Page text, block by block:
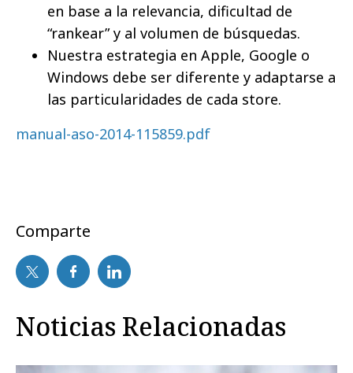
en base a la relevancia, dificultad de
“rankear” y al volumen de búsquedas.
Nuestra estrategia en Apple, Google o
Windows debe ser diferente y adaptarse a
las particularidades de cada store.
manual-aso-2014-115859.pdf
Comparte
Noticias Relacionadas